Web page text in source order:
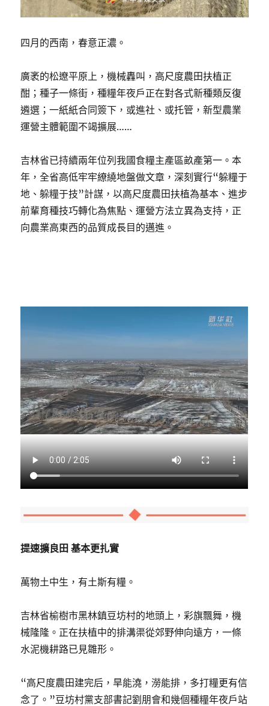
四月的西南，春意正濃。
廣袤的松遼平原上，機械轟叫，高尺度農田扶植正
酣；種子一條街，種糧年夜戶正在對各式新種類反復
遴選；一紙紙合同簽下，或進社、或托管，新型農業
運營主體範圍不竭擴展……
吉林省已持續兩年位列我國食糧主產區畝產第一。本
年，全省高低牢牢繚繞地盤做文章，深刻實行“躲糧于
地、躲糧于技”計謀，以高尺度農田扶植為基本、進步
前輩育種技巧轉化為焦點、運營方法立異為支持，正
向農業高東西的品質成長目的邁進。
提速擴良田 基本更扎實
萬物土中生，有土斯有糧。
吉林省榆樹市黑林鎮豆坊村的地頭上，彩旗飄舞，機
械隆隆。正在扶植中的排溝渠從郊野伸向遠方，一條
水泥機耕路已見雛形。
“高尺度農田建完后，旱能澆，澇能排，多打糧更有信
念了。”豆坊村黨支部書記劉朋會和幾個種糧年夜戶站